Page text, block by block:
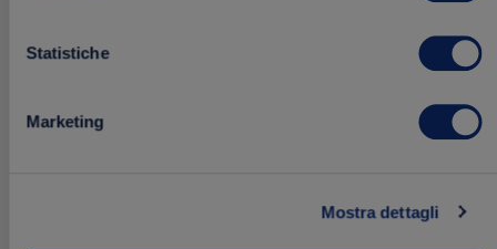
Statistiche
Marketing
Mostra dettagli
Sugo Fresco con Pomodoro e Basilico